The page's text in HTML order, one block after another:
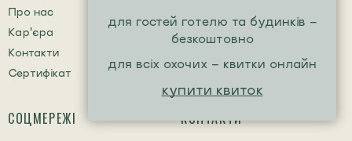
Про нас
Кар'єра
Контакти
Сертифікат
СОЦМЕРЕЖІ КОНТАКТИ
для гостей готелю та будинків -
безкоштовно
для всіх охочих - квитки онлайн
купити квиток